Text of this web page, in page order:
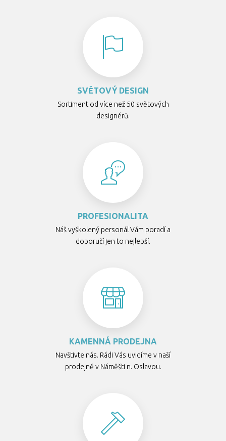
SVĚTOVÝ DESIGN
Sortiment od více než 50 světových
designérů.
PROFESIONALITA
Náš vyškolený personál Vám poradí a
doporučí jen to nejlepší.
KAMENNÁ PRODEJNA
Navštivte nás. Rádi Vás uvidíme v naší
prodejně v Náměšti n. Oslavou.